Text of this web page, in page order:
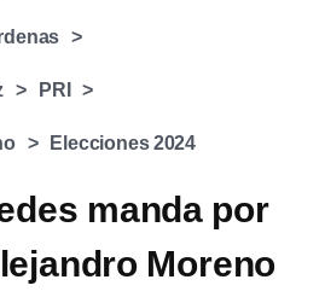
PRI
Elecciones 2024
manda por
Moreno